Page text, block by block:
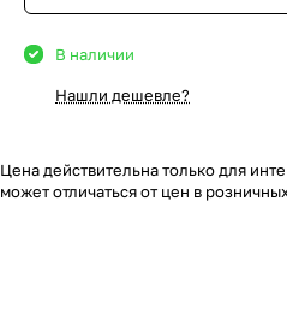
В наличии
Нашли дешевле?
Цена действительна только для
может отличаться от цен в